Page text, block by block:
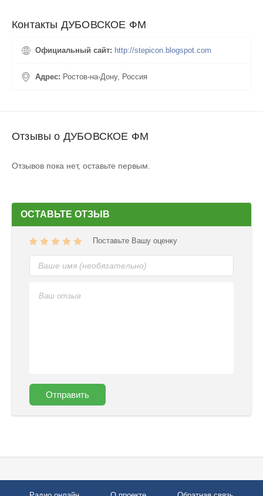
Контакты ДУБОВСКОЕ ФМ
Официальный сайт: http://stepicon.blogspot.com
Адрес: Ростов-на-Дону, Россия
Отзывы о ДУБОВСКОЕ ФМ
Отзывов пока нет, оставьте первым.
ОСТАВЬТЕ ОТЗЫВ
Поставьте Вашу оценку
Отправить